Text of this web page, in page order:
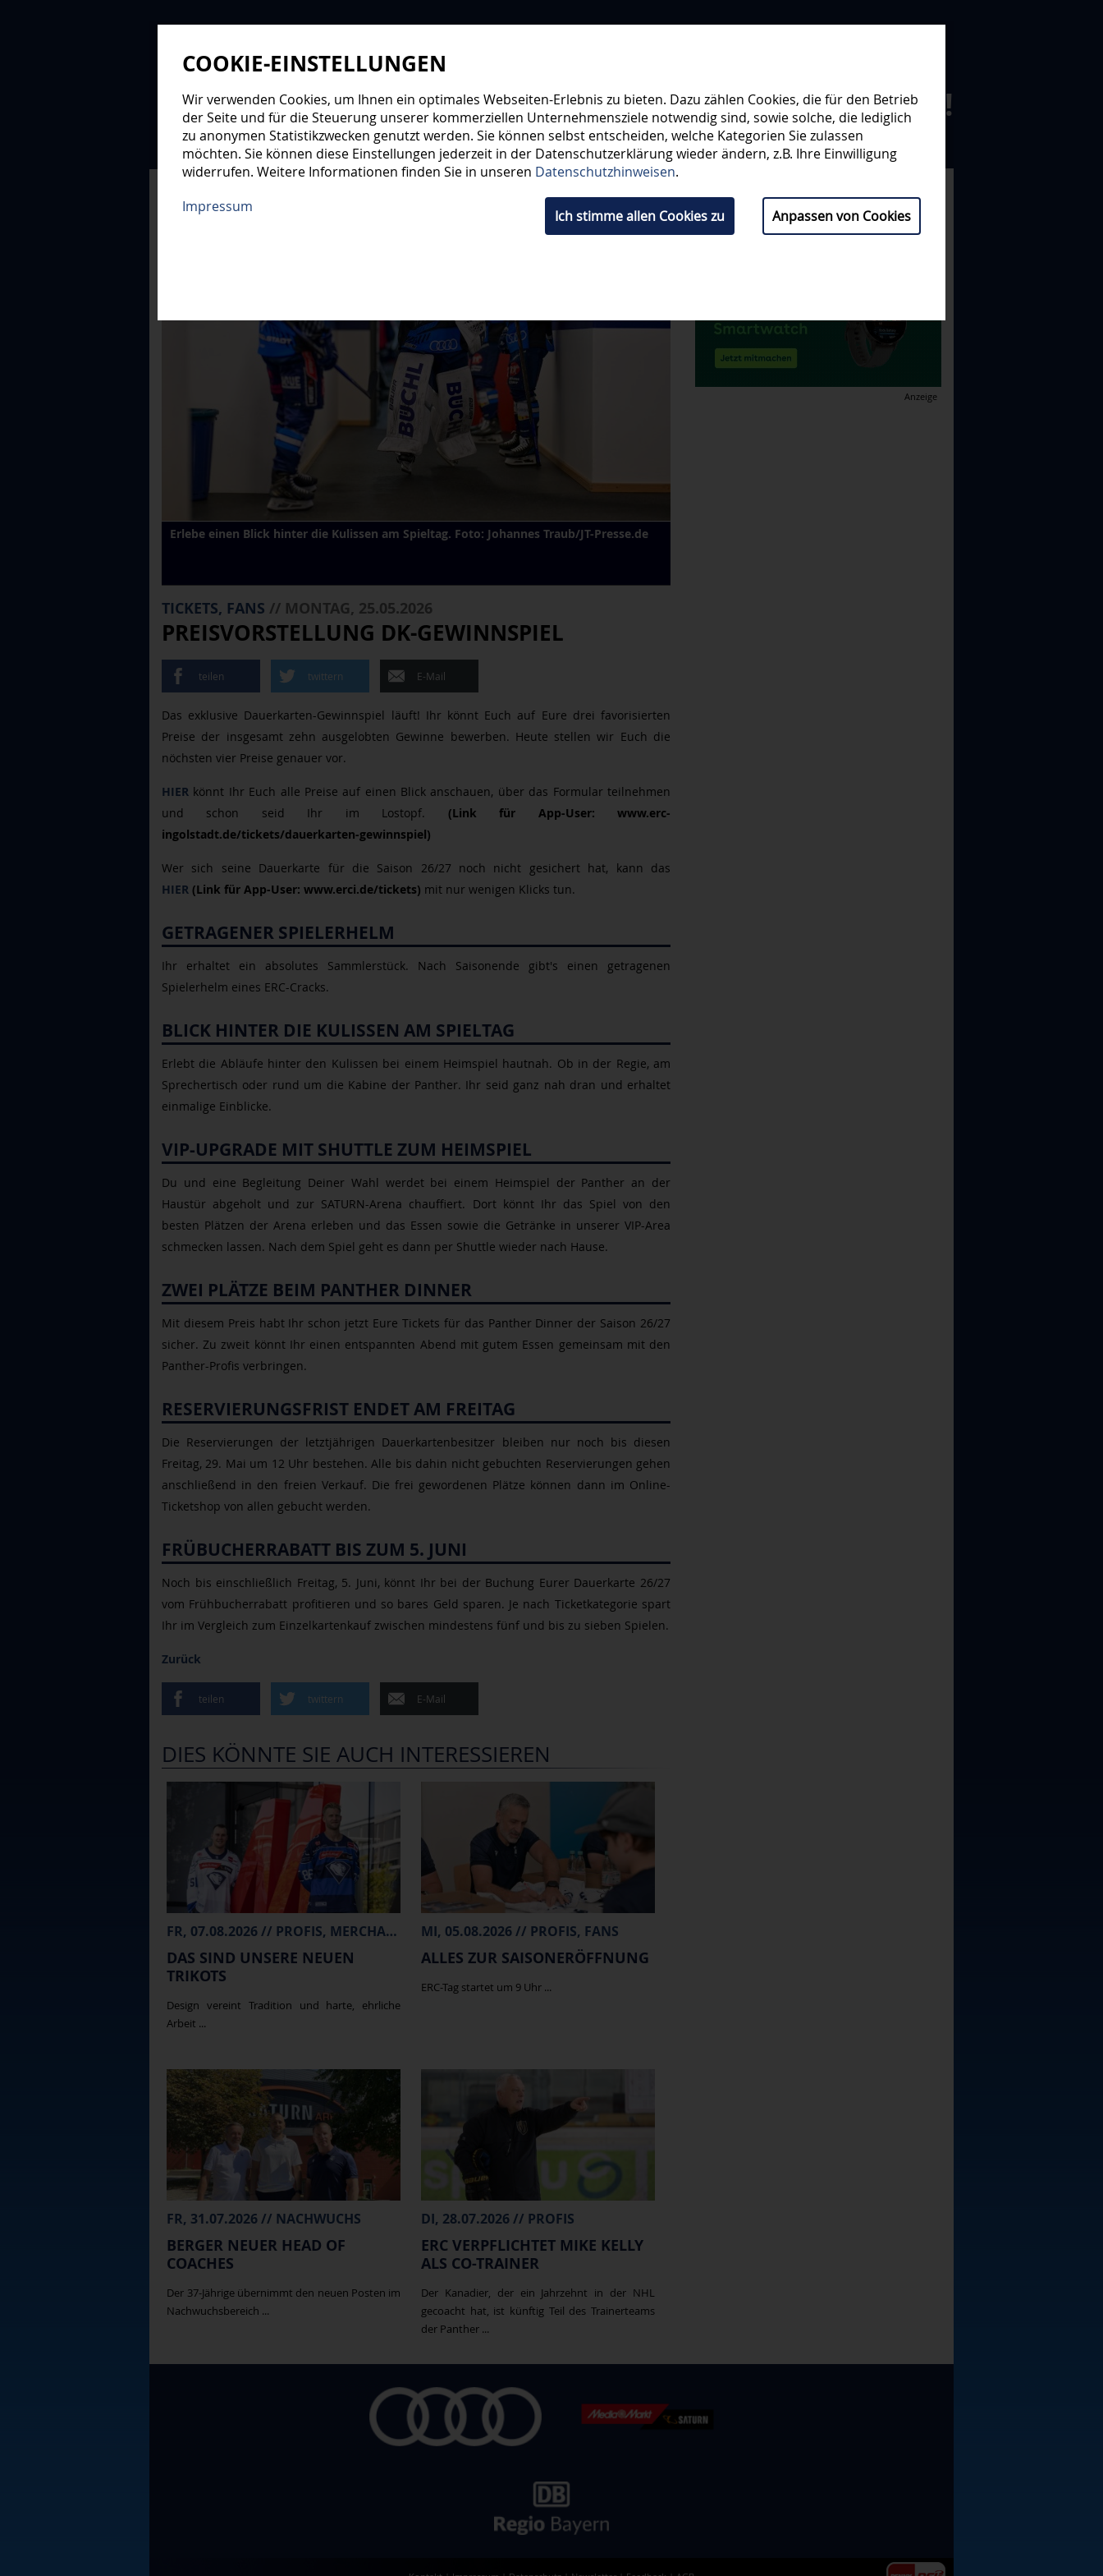
WIRSTEHEN ZUSAMMEN!
NEWS PROFIS NACHWUCHS TICKETS SHOP FANS ORGANISATION PARTNER
Erlebe einen Blick hinter die Kulissen am Spieltag. Foto: Johannes Traub/JT-Presse.de
TICKETS, FANS // MONTAG, 25.05.2026
PREISVORSTELLUNG DK-GEWINNSPIEL
teilen twittern E-Mail
Das exklusive Dauerkarten-Gewinnspiel läuft! Ihr könnt Euch auf Eure drei favorisierten
Preise der insgesamt zehn ausgelobten Gewinne bewerben. Heute stellen wir Euch die
nöchsten vier Preise genauer vor.
HIER könnt Ihr Euch alle Preise auf einen Blick anschauen, über das Formular teilnehmen
und schon seid Ihr im Lostopf. (Link für App-User: www.erc-
ingolstadt.de/tickets/dauerkarten-gewinnspiel)
Wer sich seine Dauerkarte für die Saison 26/27 noch nicht gesichert hat, kann das
HIER (Link für App-User: www.erci.de/tickets) mit nur wenigen Klicks tun.
GETRAGENER SPIELERHELM
Ihr erhaltet ein absolutes Sammlerstück. Nach Saisonende gibt's einen getragenen
Spielerhelm eines ERC-Cracks.
BLICK HINTER DIE KULISSEN AM SPIELTAG
Erlebt die Abläufe hinter den Kulissen bei einem Heimspiel hautnah. Ob in der Regie, am
Sprechertisch oder rund um die Kabine der Panther. Ihr seid ganz nah dran und erhaltet
einmalige Einblicke.
VIP-UPGRADE MIT SHUTTLE ZUM HEIMSPIEL
Du und eine Begleitung Deiner Wahl werdet bei einem Heimspiel der Panther an der
Haustür abgeholt und zur SATURN-Arena chauffiert. Dort könnt Ihr das Spiel von den
besten Plätzen der Arena erleben und das Essen sowie die Getränke in unserer VIP-Area
schmecken lassen. Nach dem Spiel geht es dann per Shuttle wieder nach Hause.
ZWEI PLÄTZE BEIM PANTHER DINNER
Mit diesem Preis habt Ihr schon jetzt Eure Tickets für das Panther Dinner der Saison 26/27
sicher. Zu zweit könnt Ihr einen entspannten Abend mit gutem Essen gemeinsam mit den
Panther-Profis verbringen.
RESERVIERUNGSFRIST ENDET AM FREITAG
Die Reservierungen der letztjährigen Dauerkartenbesitzer bleiben nur noch bis diesen
Freitag, 29. Mai um 12 Uhr bestehen. Alle bis dahin nicht gebuchten Reservierungen gehen
anschließend in den freien Verkauf. Die frei gewordenen Plätze können dann im Online-
Ticketshop von allen gebucht werden.
FRÜBUCHERRABATT BIS ZUM 5. JUNI
Noch bis einschließlich Freitag, 5. Juni, könnt Ihr bei der Buchung Eurer Dauerkarte 26/27
vom Frühbucherrabatt profitieren und so bares Geld sparen. Je nach Ticketkategorie spart
Ihr im Vergleich zum Einzelkartenkauf zwischen mindestens fünf und bis zu sieben Spielen.
Zurück
teilen twittern E-Mail
DIES KÖNNTE SIE AUCH INTERESSIEREN
FR, 07.08.2026 // PROFIS, MERCHANDISE
DAS SIND UNSERE NEUEN
TRIKOTS
Design vereint Tradition und harte, ehrliche
Arbeit ...
MI, 05.08.2026 // PROFIS, FANS
ALLES ZUR SAISONERÖFFNUNG
ERC-Tag startet um 9 Uhr ...
FR, 31.07.2026 // NACHWUCHS
BERGER NEUER HEAD OF
COACHES
Der 37-Jährige übernimmt den neuen Posten im
Nachwuchsbereich ...
DI, 28.07.2026 // PROFIS
ERC VERPFLICHTET MIKE KELLY
ALS CO-TRAINER
Der Kanadier, der ein Jahrzehnt in der NHL
gecoacht hat, ist künftig Teil des Trainerteams
der Panther ...
Anzeige
COOKIE-EINSTELLUNGEN
Wir verwenden Cookies, um Ihnen ein optimales Webseiten-Erlebnis zu bieten. Dazu zählen Cookies, die für den Betrieb
der Seite und für die Steuerung unserer kommerziellen Unternehmensziele notwendig sind, sowie solche, die lediglich
zu anonymen Statistikzwecken genutzt werden. Sie können selbst entscheiden, welche Kategorien Sie zulassen
möchten. Sie können diese Einstellungen jederzeit in der Datenschutzerklärung wieder ändern, z.B. Ihre Einwilligung
widerrufen. Weitere Informationen finden Sie in unseren Datenschutzhinweisen.
Ich stimme allen Cookies zu Anpassen von Cookies
Impressum